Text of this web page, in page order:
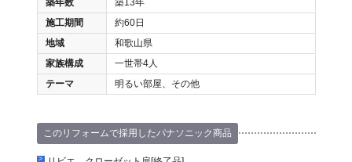
築年数
築13年
施工期間
約60日
地域
和歌山県
家族構成
一世帯4人
テーマ
明るい部屋、その他
このリフォームで採用したパナソニック商品